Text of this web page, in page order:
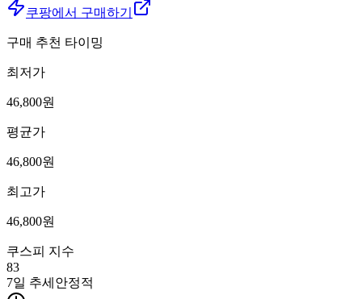
쿠팡에서 구매하기
구매 추천 타이밍
최저가
46,800원
평균가
46,800원
최고가
46,800원
쿠스피 지수
83
7일 추세 안정적